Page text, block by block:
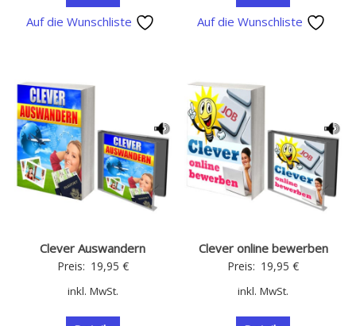
Auf die Wunschliste
Auf die Wunschliste
Clever Auswandern
Preis: 19,95 €
inkl. MwSt.
Clever online bewerben
Preis: 19,95€
inkl. MwSt.